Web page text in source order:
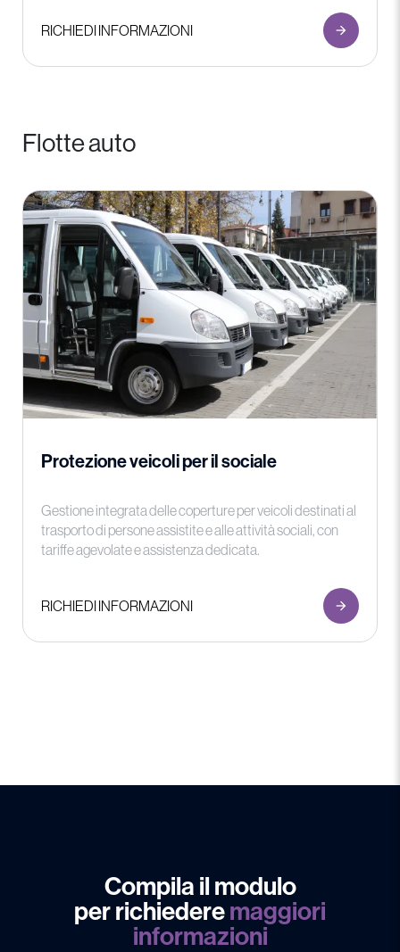
RICHIEDI INFORMAZIONI
Flotte auto
Protezione veicoli per il sociale
Gestione integrata delle coperture per veicoli destinati al
trasporto di persone assistite e alle attività sociali, con
tariffe agevolate e assistenza dedicata.
RICHIEDI INFORMAZIONI
Compila il modulo
per richiederemaggiori
informazioni